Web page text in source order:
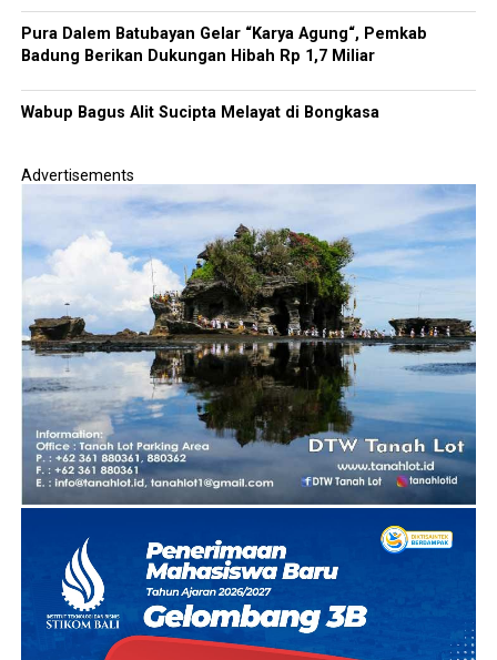
Pura Dalem Batubayan Gelar “Karya Agung“, Pemkab
Badung Berikan Dukungan Hibah Rp 1,7 Miliar
Wabup Bagus Alit Sucipta Melayat di Bongkasa
Advertisements